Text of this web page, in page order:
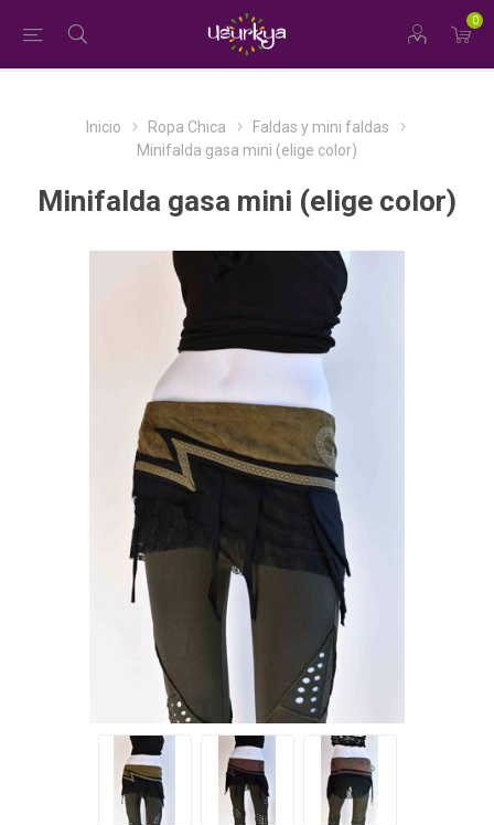
0
Inicio Ropa Chica
Faldas y mini faldas
Minifalda gasa mini (elige color)
Minifalda gasa mini (elige color)